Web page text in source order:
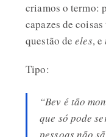
criamos o termo:
capazes de
questão deeles, e
Tipo:
“Bev é tão
que só pode
pessoas não